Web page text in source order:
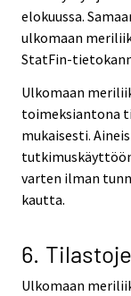
elokuussa.
ulkomaan
StatFin-
Ulkomaan
toimeksiantona
mukaisesti.
varten ilman
kautta.
6.
Ulkomaan